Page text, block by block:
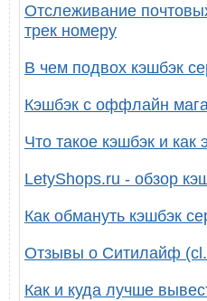
Отслеживание
трек номеру
В чем подвох кэшбэк
Кэшбэк с оффлайн
Что такое кэшбэк и как
LetyShops.ru - обзор
Как обмануть кэшбэк
Отзывы о Ситилайф
Как и куда лучше